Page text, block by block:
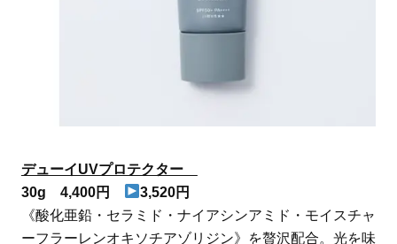
デューイUVプロテクター
30g 4,400円
3,520円
《酸化亜鉛・セラミド・ナイアシンアミド・モイスチャ
ーフラーレンオキソチアゾリジン》を贅沢配合。光を味